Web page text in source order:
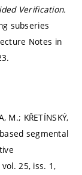
Verification.
subseries
Notes in
M.; KŘETÍNSKÝ,
based segmental
vol. 25, iss. 1,